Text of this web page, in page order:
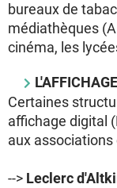
bureaux de
médiathèques
cinéma, les
Certaines
affichage digital
aux
--> Leclerc